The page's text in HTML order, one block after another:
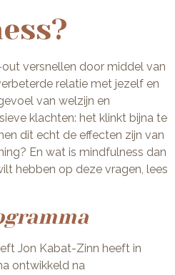
versnellen door middel van
relatie met jezelf en
van welzijn en
klachten: het klinkt bijna te
dit echt de effecten zijn van
En wat is mindfulness dan
hebben op deze vragen, lees
Jon Kabat-Zinn heeft in
ontwikkeld na